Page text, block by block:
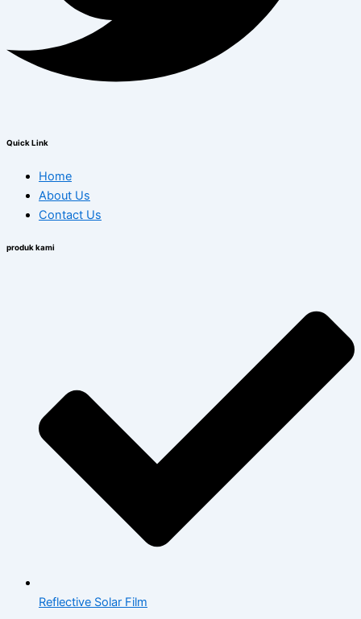
Quick Link
Home
About Us
Contact Us
produk kami
Reflective Solar Film